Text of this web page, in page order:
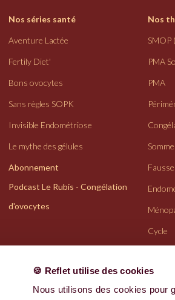
🍪 Reflet utilise des cookies
Nous utilisons des cookies pour
Nos séries santé
Aventure Lactée
Fertily Diet'
Bons ovocytes
Sans règles SOPK
Invisible Endométriose
Le mythe des gélules
Abonnement
Podcast Le Rubis - Congélation
d'ovocytes
Nos
SMOP
PMA
PMA
Cycle
Politiques de confidentialité